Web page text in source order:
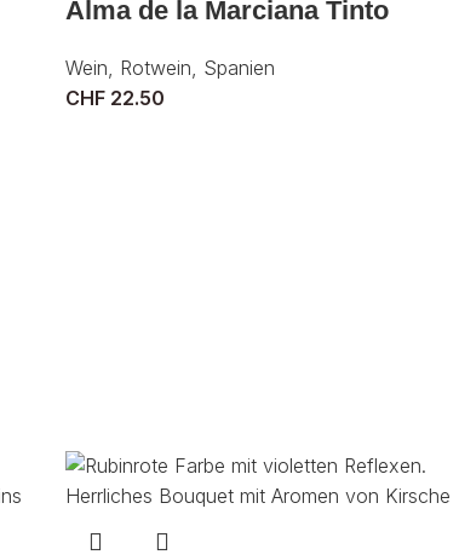
Alma de la Marciana Tinto
Wein, Rotwein, Spanien
CHF 22.50